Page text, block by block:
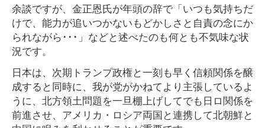
余談ですが、金正恩氏が年頭の辞で「いつも気持ちだ
けで、能力が追いつかないもどかしさと自責の念にか
られながら･･･」などと述べたのも何とも不気味な状
況です。
日本は、次期トランプ政権と一刻も早く信頼関係を醸
成すると同時に、我が党がかねてより主張しているよ
うに、北方領土問題を一旦棚上げしてでも日ロ関係を
前進させ、アメリカ・ロシア両国と連携して北朝鮮と